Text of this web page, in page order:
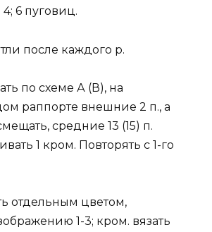
6 пуговиц.
после каждого р.
по схеме А (В), на
раппорте внешние 2 п., а
средние 13 (15) п.
1 кром. Повторять с 1-го
отдельным цветом,
1-3; кром. вязать